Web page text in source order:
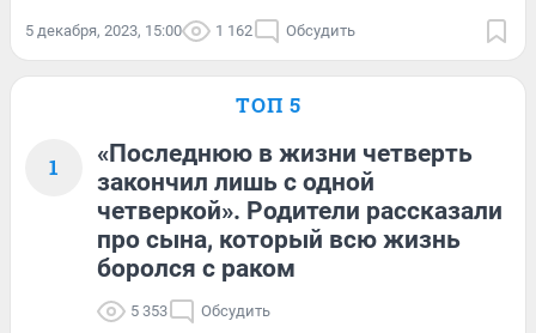
5 декабря, 2023, 15:00 1 162 Обсудить
ТОП 5
1
«Последнюю в жизни четверть
закончил лишь с одной
четверкой». Родители рассказали
про сына, который всю жизнь
боролся с раком
5 353 Обсудить